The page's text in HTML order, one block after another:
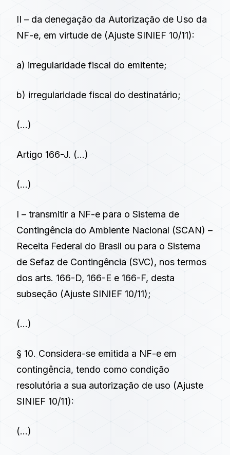
II – da denegação da Autorização de Uso da
NF-e, em virtude de (Ajuste SINIEF 10/11):
a) irregularidade fiscal do emitente;
b) irregularidade fiscal do destinatário;
(…)
Artigo 166-J. (…)
(…)
I – transmitir a NF-e para o Sistema de
Contingência do Ambiente Nacional (SCAN) –
Receita Federal do Brasil ou para o Sistema
de Sefaz de Contingência (SVC), nos termos
dos arts. 166-D, 166-E e 166-F, desta
subseção (Ajuste SINIEF 10/11);
(…)
§ 10. Considera-se emitida a NF-e em
contingência, tendo como condição
resolutória a sua autorização de uso (Ajuste
SINIEF 10/11):
(…)